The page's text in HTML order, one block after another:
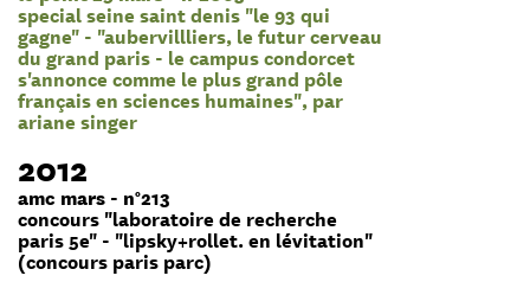
special seine saint denis "le 93 qui
gagne" - "aubervillliers, le futur cerveau
du grand paris - le campus condorcet
s'annonce comme le plus grand pôle
français en sciences humaines", par
ariane singer
2012
amc mars - n°213
concours "laboratoire de recherche
paris 5e" - "lipsky+rollet. en lévitation"
(concours paris parc)